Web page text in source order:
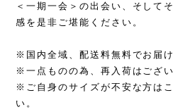
＜一期一会＞の出会い、そして
感を是非ご堪能ください。
※国内全域、配送料無料でお届け
※一点ものの為、再入荷はござい
※ご自身のサイズが不安な方は
い。